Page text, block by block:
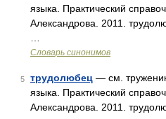
языка. Практический
Александрова. 2011.
Словарь синонимов
5 трудолюбец — см.
языка. Практический
Александрова. 2011.